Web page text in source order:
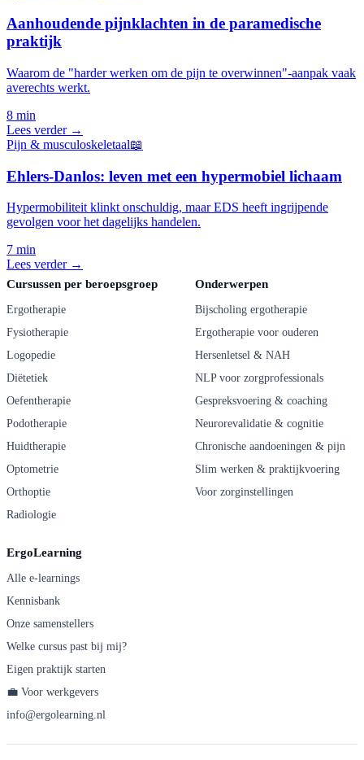
Aanhoudende pijnklachten in de paramedische
praktijk
Waarom de "harder werken om de pijn te overwinnen"-aanpak vaak
averechts werkt.
8 min
Lees verder →
Pijn & musculoskeletaal📖
Ehlers-Danlos: leven met een hypermobiel lichaam
Hypermobiliteit klinkt onschuldig, maar EDS heeft ingrijpende
gevolgen voor het dagelijks handelen.
7 min
Lees verder →
Cursussen per beroepsgroep
Ergotherapie
Fysiotherapie
Logopedie
Diëtetiek
Oefentherapie
Podotherapie
Huidtherapie
Optometrie
Orthoptie
Radiologie
Onderwerpen
Bijscholing ergotherapie
Ergotherapie voor ouderen
Hersenletsel & NAH
NLP voor zorgprofessionals
Gespreksvoering & coaching
Neurorevalidatie & cognitie
Chronische aandoeningen & pijn
Slim werken & praktijkvoering
Voor zorginstellingen
ErgoLearning
Alle e-learnings
Kennisbank
Onze samenstellers
Welke cursus past bij mij?
Eigen praktijk starten
💼 Voor werkgevers
info@ergolearning.nl